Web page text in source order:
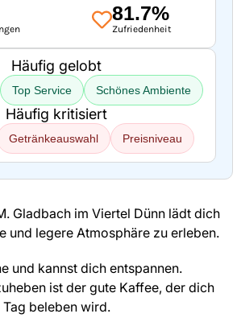
81.7%
Zufriedenheit
Häufig gelobt
Top Service Schönes Ambiente
Häufig kritisiert
Getränkeauswahl Preisniveau
Gladbach im Viertel Dünn lädt dich
und legere Atmosphäre zu erleben.
und kannst dich entspannen.
ist der gute Kaffee, der dich
beleben wird.